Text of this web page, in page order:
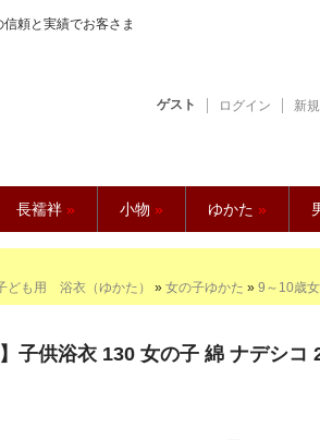
頼と実績でお客さま
ゲスト ログイン 新
長襦袢 » 小物 » ゆかた »
ども用 浴衣（ゆかた） » 女の子ゆかた » 9～10歳
子供浴衣 130 女の子 綿 ナデシコ